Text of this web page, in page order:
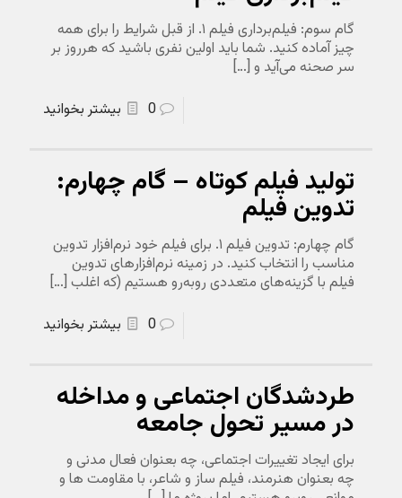
گام سوم: فیلم‌برداری فیلم ۱. از قبل شرایط را برای همه
چیز آماده کنید. شما باید اولین نفری باشید که هرروز بر
سر صحنه می‌آید و […]
0
بیشتر بخوانید
تولید فیلم کوتاه – گام چهارم:
تدوین فیلم
گام چهارم: تدوین فیلم ۱. برای فیلم خود نرم‌افزار تدوین
مناسب را انتخاب کنید. در زمینه نرم‌افزارهای تدوین
فیلم با گزینه‌های متعددی روبه‌رو هستیم (که اغلب […]
0
بیشتر بخوانید
طردشدگان اجتماعی و مداخله
در مسیر تحول جامعه
برای ایجاد تغییرات اجتماعی، چه بعنوان فعال مدنی و
چه بعنوان هنرمند، فیلم ساز و شاعر، با مقاومت ها و